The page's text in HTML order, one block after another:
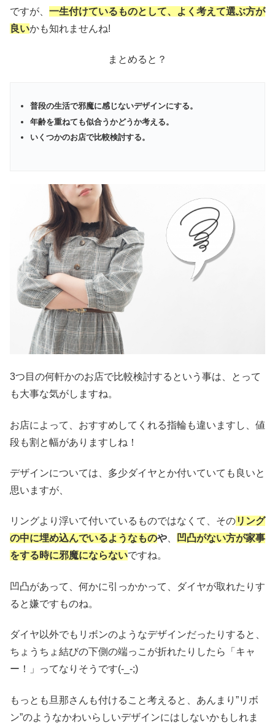
ですが、 一生付けているものとして、よく考えて選ぶ方が
良いかも知れませんね!
まとめると？
普段の生活で邪魔に感じないデザインにする。
年齢を重ねても似合うかどうか考える。
いくつかのお店で比較検討する。
3つ目の何軒かのお店で比較検討するという事は、とって
も大事な気がしますね。
お店によって、おすすめしてくれる指輪も違いますし、値
段も割と幅がありますしね！
デザインについては、多少ダイヤとか付いていても良いと
思いますが、
リングより浮いて付いているものではなくて、そのリング
の中に埋め込んでいるようなものや、
凹凸がない方が家事
をする時に邪魔にならないですね。
凹凸があって、何かに引っかかって、ダイヤが取れたりす
ると嫌ですものね。
ダイヤ以外でもリボンのようなデザインだったりすると、
ちょうちょ結びの下側の端っこが折れたりしたら「キャ
ー！」ってなりそうです(-_-;)
もっとも旦那さんも付けること考えると、あんまり”リボ
ン”のようなかわいらしいデザインにはしないかもしれま